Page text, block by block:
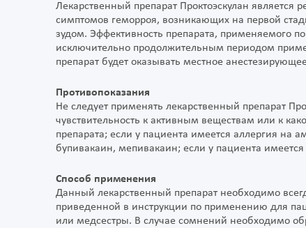
Лекарственный препарат Проктоэскулан
симптомов геморроя, возникающих на первой
зудом. Эффективность препарата, применяемого
исключительно продолжительным периодом
препарат будет оказывать местное
Противопоказания
Не следует применять лекарственный препарат
чувствительность к активным веществам или к
препарата; если у пациента имеется аллергия
бупивакаин, мепивакаин; если у пациента
Способ применения
Данный лекарственный препарат необходимо
приведенной в инструкции по применению для
или медсестры. В случае сомнений необходимо